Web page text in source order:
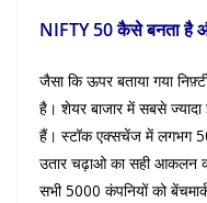
NIFTY 50 कैसे बनता है
जैसा कि ऊपर बताया गया
है। शेयर बाजार में सबसे
हैं। स्टॉक एक्सचेंज में लगभग
उतार चढ़ाओ का सही आकलन
सभी 5000 कंपनियों को